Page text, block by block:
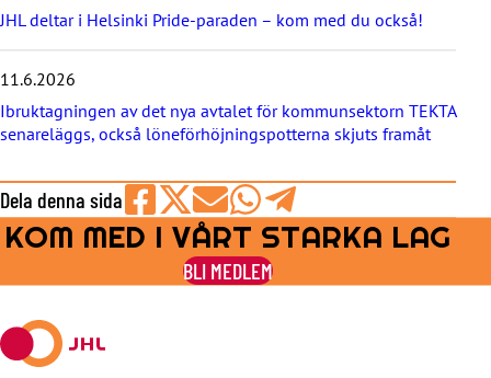
n
a
JHL deltar i Helsinki Pride-paraden – kom med du också!
11.6.2026
Ibruktagningen av det nya avtalet för kommunsektorn TEKTA
senareläggs, också löneförhöjningspotterna skjuts framåt
Dela denna sida
Share
on
Facebook
Share
on
Share
by
E-
Share
on
WhatsApp
Share
on
Telegram
KOM MED I VÅRT STARKA LAG
BLI MEDLEM